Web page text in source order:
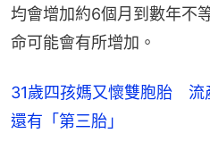
均會增加約6個月到數年不
命可能會有所增加。
31歲四孩媽又懷雙胞胎
還有「第三胎」